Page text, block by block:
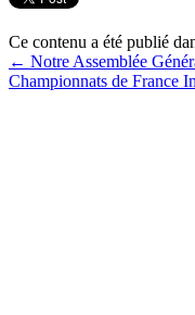
Ce contenu a été publié
← Notre Assemblée
Championnats de France